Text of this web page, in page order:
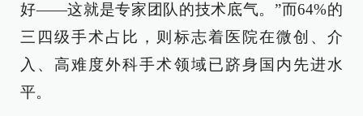
好——这就是专家团队的技术底气。”而64%的
三四级手术占比，则标志着医院在微创、介
入、高难度外科手术领域已跻身国内先进水
平。